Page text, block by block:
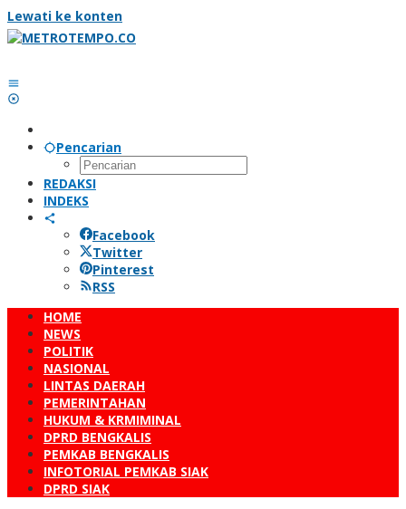
Lewati ke konten
Pencarian
REDAKSI
INDEKS
Facebook
Twitter
Pinterest
RSS
HOME
NEWS
POLITIK
NASIONAL
LINTAS DAERAH
PEMERINTAHAN
HUKUM & KRMIMINAL
DPRD BENGKALIS
PEMKAB BENGKALIS
INFOTORIAL PEMKAB SIAK
DPRD SIAK